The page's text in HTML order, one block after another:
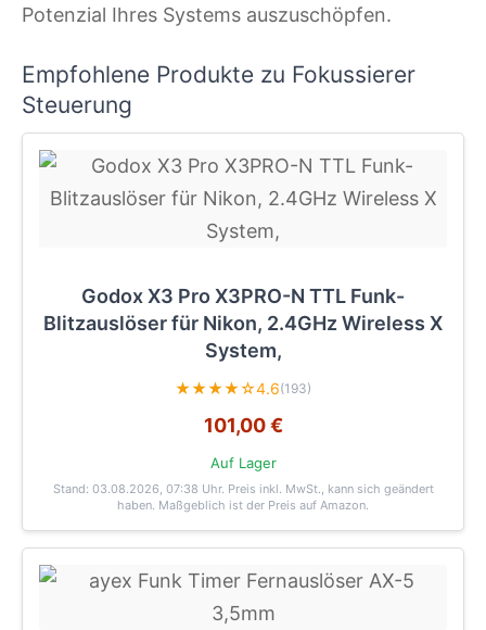
Potenzial Ihres Systems auszuschöpfen.
Empfohlene Produkte zu Fokussierer
Steuerung
Godox X3 Pro X3PRO-N TTL Funk-
Blitzauslöser für Nikon, 2.4GHz Wireless X
System,
★★★★☆4.6(193)
101,00 €
Auf Lager
Stand: 03.08.2026, 07:38 Uhr. Preis inkl. MwSt., kann sich geändert
haben. Maßgeblich ist der Preis auf Amazon.